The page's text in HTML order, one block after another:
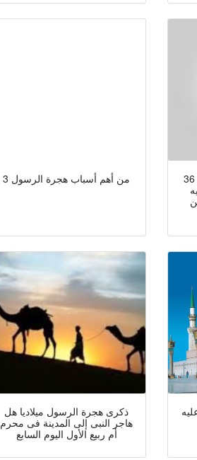
3 من أهم أسباب هجرة الرسول
36 في الدخول إلى قلب المدينة
ذكرى هجرة الرسول ميلاديا هل
هاجر النبى إلى المدينة فى محرم
أم ربيع الأول اليوم السابع